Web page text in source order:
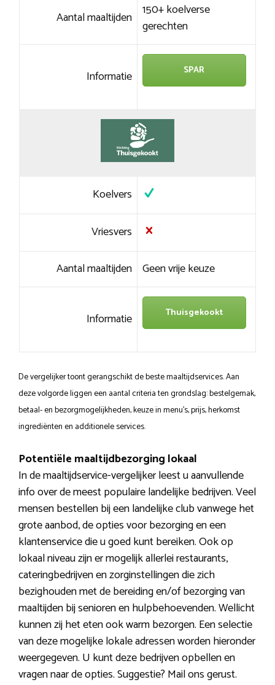
Aantal maaltijden 150+ koelverse
gerechten
Informatie SPAR
Koelvers
Vriesvers
Aantal maaltijden Geen vrije keuze
Informatie Thuisgekookt
De vergelijker toont gerangschikt de beste maaltijdservices. Aan
deze volgorde liggen een aantal criteria ten grondslag: bestelgemak,
betaal- en bezorgmogelijkheden, keuze in menu’s, prijs, herkomst
ingrediënten en additionele services.
Potentiële maaltijdbezorging lokaal
In de maaltijdservice-vergelijker leest u aanvullende
info over de meest populaire landelijke bedrijven. Veel
mensen bestellen bij een landelijke club vanwege het
grote aanbod, de opties voor bezorging en een
klantenservice die u goed kunt bereiken. Ook op
lokaal niveau zijn er mogelijk allerlei restaurants,
cateringbedrijven en zorginstellingen die zich
bezighouden met de bereiding en/of bezorging van
maaltijden bij senioren en hulpbehoevenden. Wellicht
kunnen zij het eten ook warm bezorgen. Een selectie
van deze mogelijke lokale adressen worden hieronder
weergegeven. U kunt deze bedrijven opbellen en
vragen naar de opties. Suggestie? Mail ons gerust.